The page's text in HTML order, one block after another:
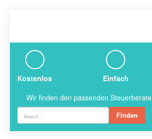
Kostenlos Einfach
Wir finden den passenden
Finden